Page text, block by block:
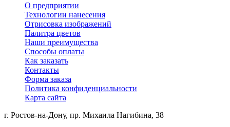
О предприятии
Технологии нанесения
Отрисовка изображений
Палитра цветов
Наши преимущества
Способы оплаты
Как заказать
Контакты
Форма заказа
Политика конфиденциальности
Карта сайта
г. Ростов-на-Дону, пр. Михаила Нагибина, 38